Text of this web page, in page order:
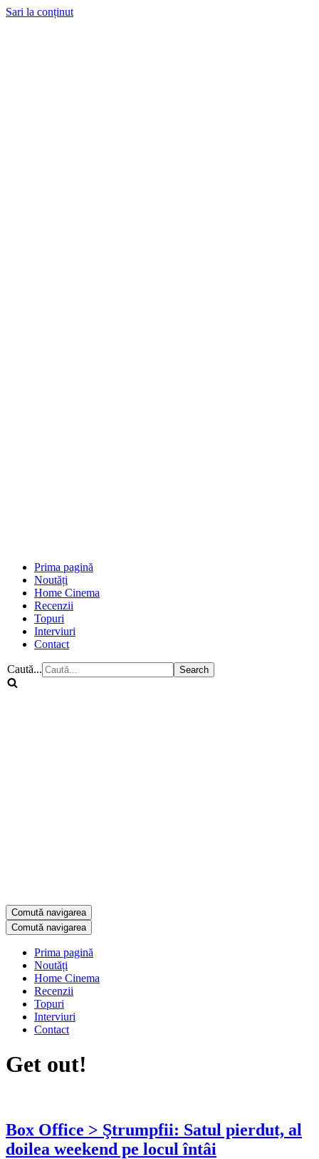
Sari la conținut
Prima pagină
Noutăți
Home Cinema
Recenzii
Topuri
Interviuri
Contact
Caută...
Comută navigarea
Comută navigarea
Prima pagină
Noutăți
Home Cinema
Recenzii
Topuri
Interviuri
Contact
Get out!
Box Office > Ştrumpfii: Satul pierdut, al
doilea weekend pe locul întâi